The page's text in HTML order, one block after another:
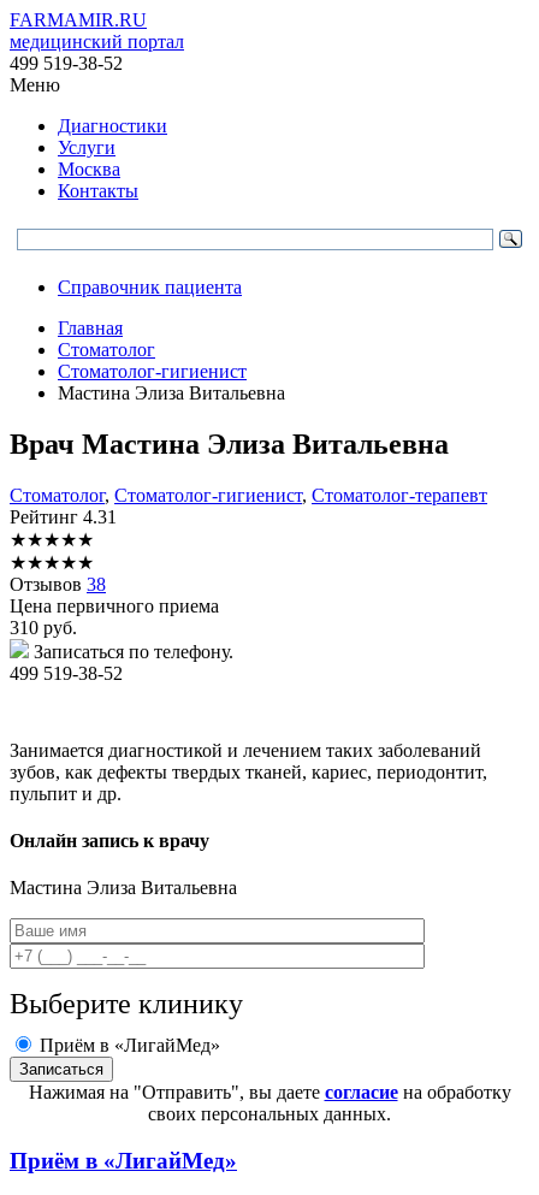
FARMAMIR.RU
медицинский портал
499 519-38-52
Меню
Диагностики
Услуги
Москва
Контакты
Справочник пациента
Главная
Стоматолог
Стоматолог-гигиенист
Мастина Элиза Витальевна
Врач Мастина Элиза Витальевна
Стоматолог, Стоматолог-гигиенист, Стоматолог-терапевт
Рейтинг 4.31
★★★★★
★★★★★
Отзывов 38
Цена первичного приема
310 руб.
Записаться по телефону.
499 519-38-52
Занимается диагностикой и лечением таких заболеваний
зубов, как дефекты твердых тканей, кариес, периодонтит,
пульпит и др.
Онлайн запись к врачу
Мастина Элиза Витальевна
Выберите клинику
Приём в «ЛигайМед»
Нажимая на "Отправить", вы даете согласиена обработку
своих персональных данных.
Приём в «ЛигайМед»